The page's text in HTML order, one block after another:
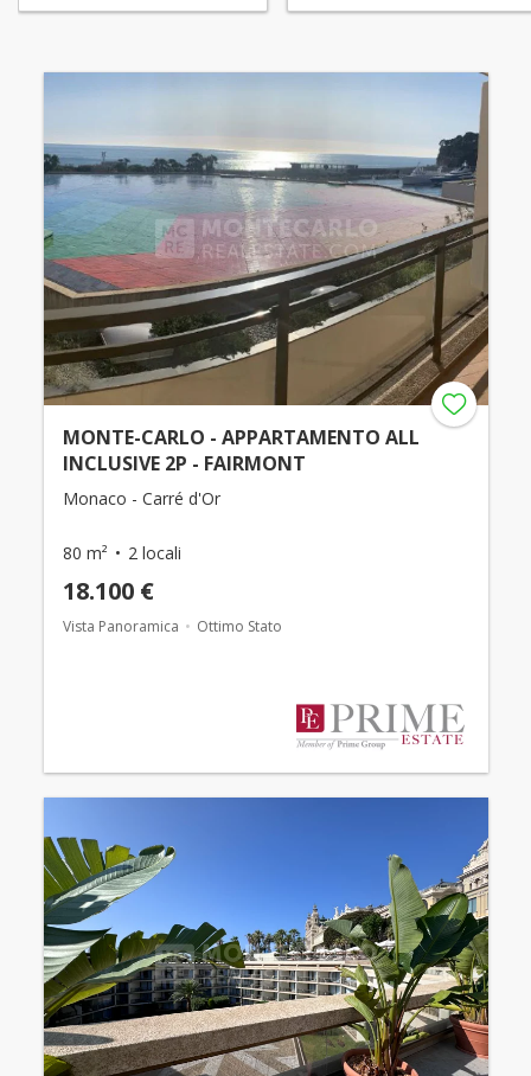
MONTE-CARLO - APPARTAMENTO ALL
INCLUSIVE 2P - FAIRMONT
Monaco - Carré d'Or
80 m² 2 locali
18.100 €
Vista Panoramica Ottimo Stato